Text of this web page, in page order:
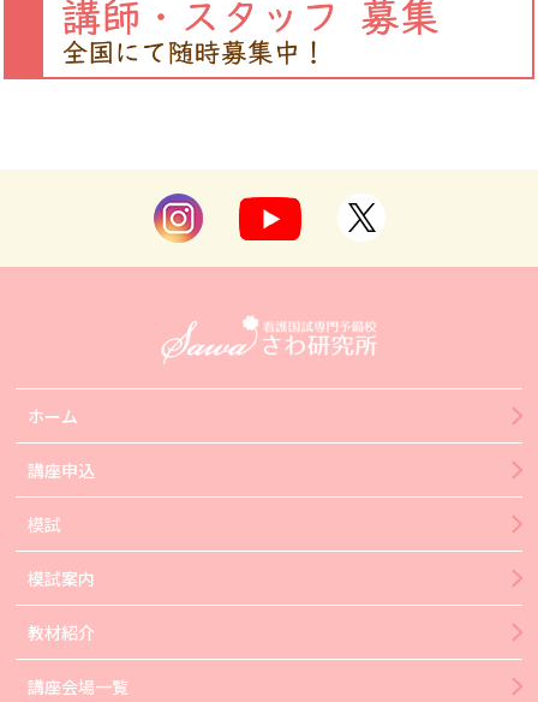
ホーム
講座申込
模試
模試案内
教材紹介
講座会場一覧